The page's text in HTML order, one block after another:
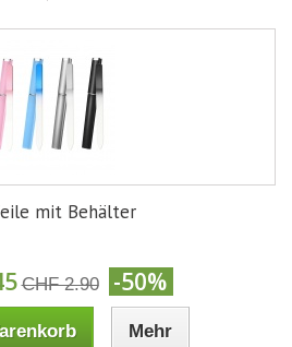
mit Behälter
CHF 2.90 -50%
Mehr